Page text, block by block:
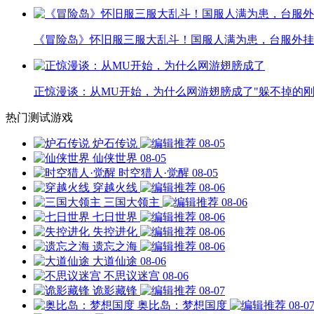
《冒险岛》怀旧服三服大乱斗！国服人满为患，台服外
正惊漫谈：从MU开始，为什么网游翅膀成了"躲不掉的
热门测试游戏
炉石传说
08-05
仙侠世界 08-05
时空猎人·觉醒 08-05
穿越火线
08-06
三国大领主
08-06
七日世界
08-06
失控进化
08-06
遗忘之海
08-06
大道仙途 08-06
不思议迷宫 08-06
诡影藏锋
08-07
奥比岛：梦想国度
08-07